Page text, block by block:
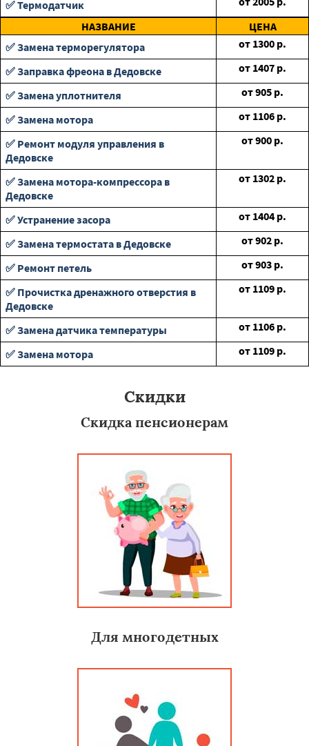
✅ Термодатчик
НАЗВАНИЕ
ЦЕНА
✅ Замена терморегулятора
от 1300 р.
✅ Заправка фреона в Дедовске
от 1407 р.
✅ Замена уплотнителя
от905 р.
✅ Замена мотора
от 1106 р.
✅ Ремонт модуля управления в
Дедовске
от900 р.
✅ Замена мотора-компрессора в
Дедовске
от 1302 р.
✅ Устранение засора от 1404 р.
✅ Замена термостата в Дедовске
от902 р.
✅ Ремонт петель
от903 р.
✅ Прочистка дренажного отверстия в
Дедовске
от 1109 р.
✅ Замена датчика температуры от 1106 р.
✅ Замена мотора
от 1109 р.
Скидки
Скидка пенсионерам
Для многодетных